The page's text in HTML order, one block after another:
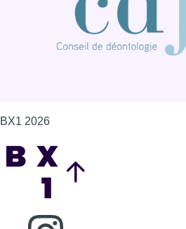
BX1 2026
Consulter page Instagram